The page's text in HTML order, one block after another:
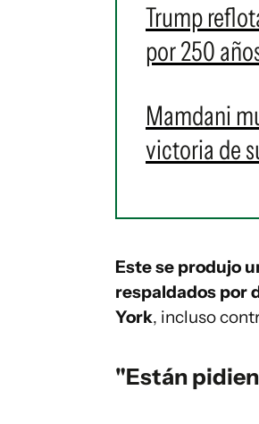
Trump
por 250
Mamdani
victoria de
Este se produjo
respaldados por
York, incluso
"Están